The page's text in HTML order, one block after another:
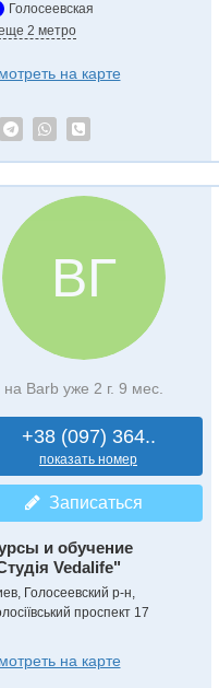
Голосеевская
2 метро
на карте
ВГ
на Barb уже 2 г. 9 мес.
+38 (097) 364..
показать номер
Записаться
и обучение
Vedalife"
Голосеевский р-н,
проспект 17
на карте